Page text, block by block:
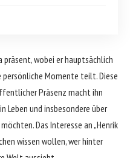
präsent, wobei er hauptsächlich
Momente teilt. Diese
Präsenz macht ihn
Leben und insbesondere über
Das Interesse an „Henrik
wissen wollen, wer hinter